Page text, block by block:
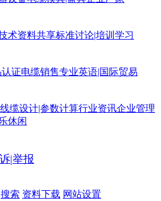
术资料共享标准讨论|培训学习
证电缆销售专业英语|国际贸易
线缆设计|参数计算行业资讯企业管理
休闲
|举报
搜索 资料下载 网站设置